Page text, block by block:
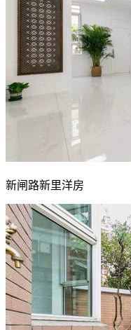
新闸路新里洋房